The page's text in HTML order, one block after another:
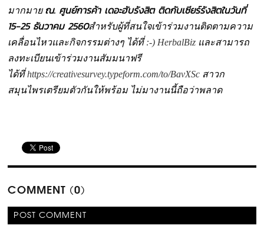
มากมายณ. ศูนย์การค้า เดอะฮับรังสิต ติดกับเซียร์รังสิตในวันที่
15-25 ธันวาคม2560สำหรับผู้ที่สนใจเข้าร่วมงานติดตามความ
เคลื่อนไหวและกิจกรรมต่างๆ ได้ที่:-) HerbalBiz และสามารถ
ลงทะเบียนเข้าร่วมงานสัมมนาฟรี
ได้ที่https://creativesurvey.typeform.com/to/BavXSc สาวก
สมุนไพรเตรียมตัวกันให้พร้อม ไม่มางานนี้ถือว่าพลาด
COMMENT (0)
POST COMMENT